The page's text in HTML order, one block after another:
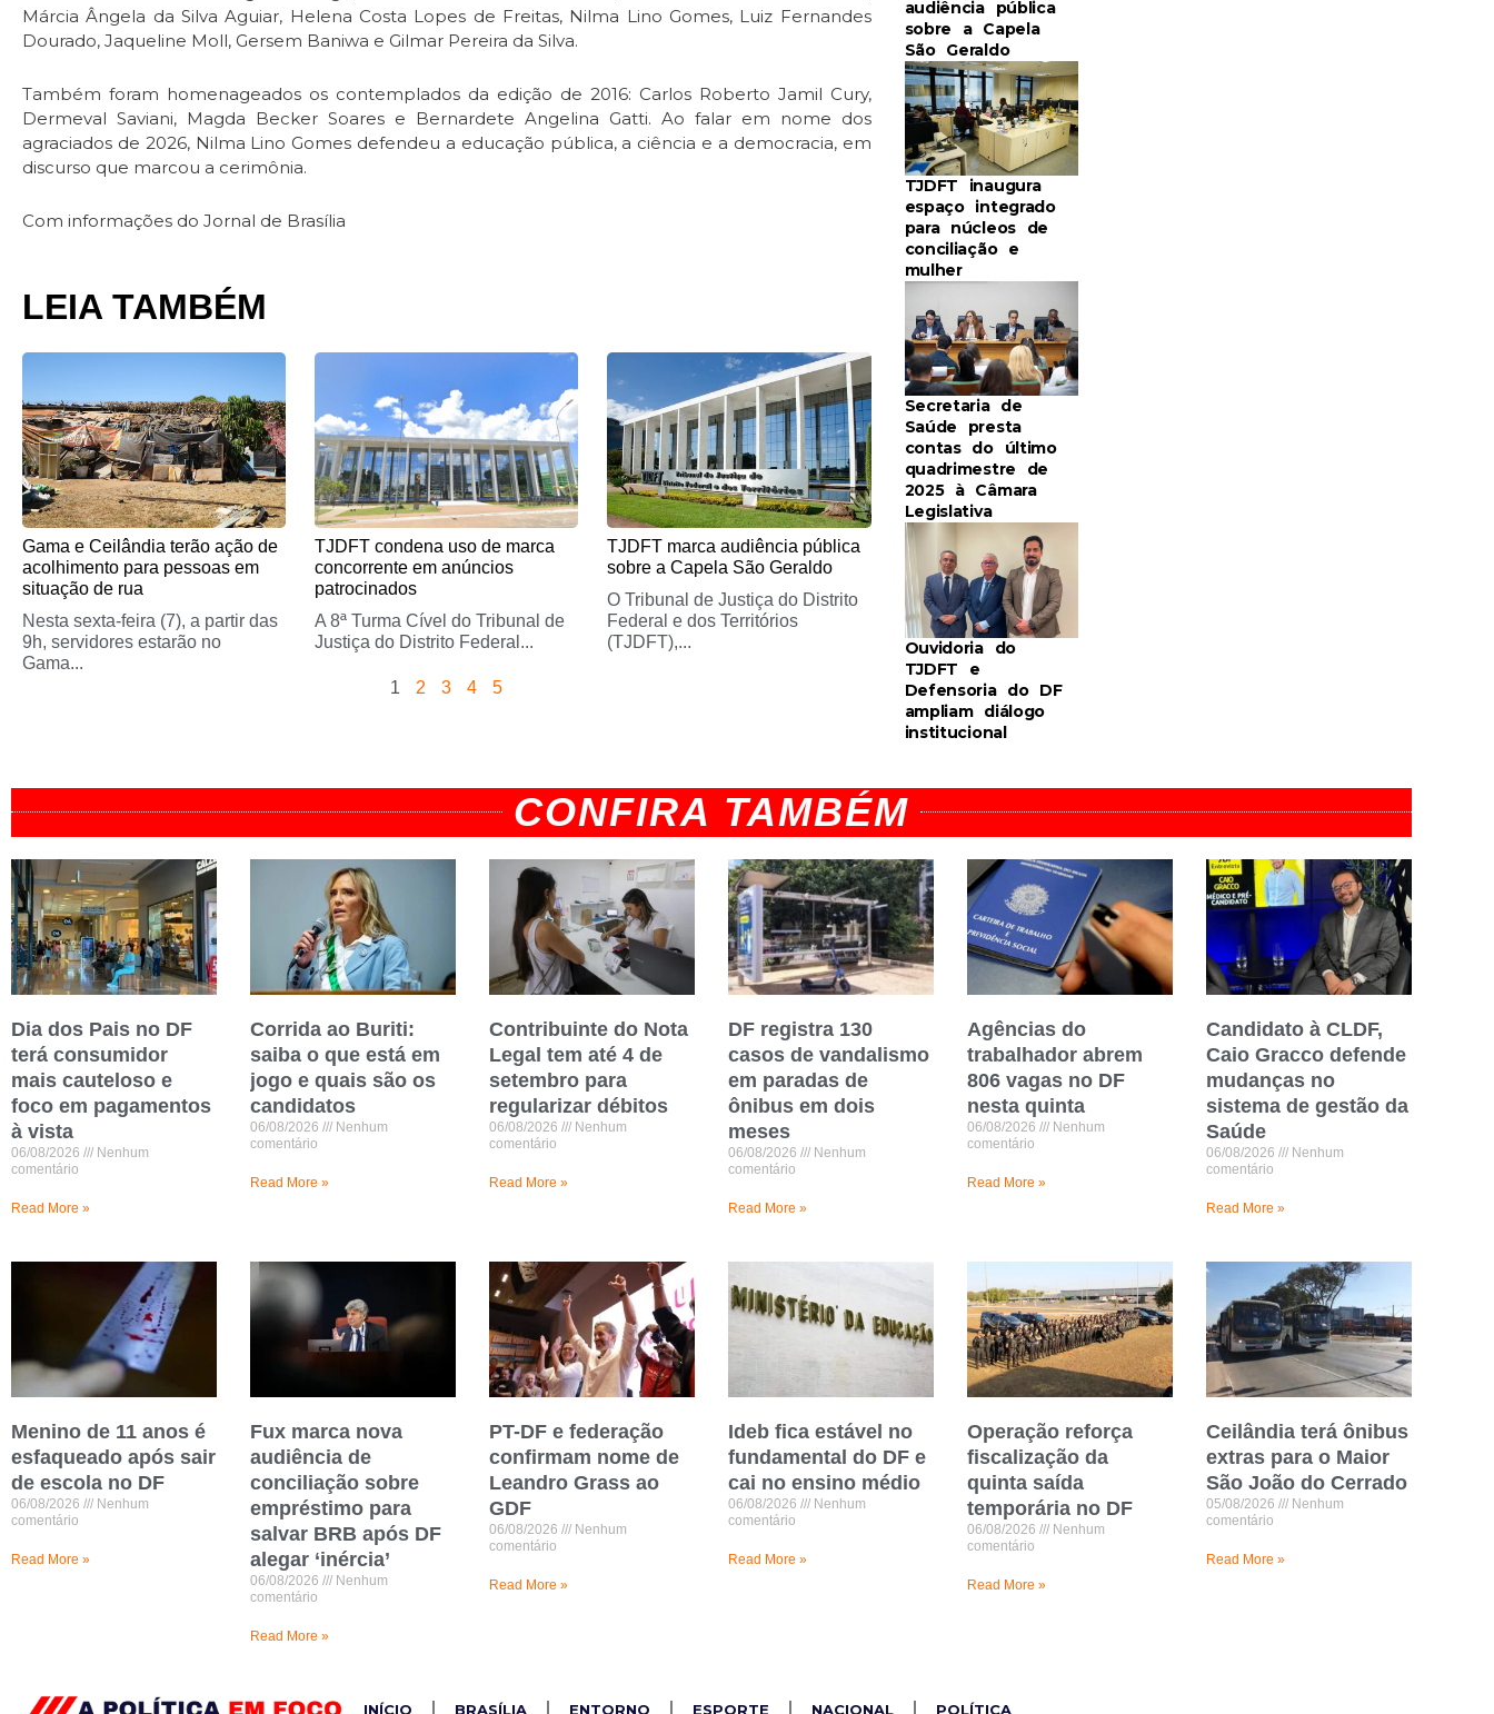
Márcia Ângela da Silva Aguiar, Helena Costa Lopes de Freitas, Nilma Lino Gomes, Luiz Fernandes
Dourado, Jaqueline Moll, Gersem Baniwa e Gilmar Pereira da Silva.
Também foram homenageados os contemplados da edição de 2016: Carlos Roberto Jamil Cury,
Dermeval Saviani, Magda Becker Soares e Bernardete Angelina Gatti. Ao falar em nome dos
agraciados de 2026, Nilma Lino Gomes defendeu a educação pública, a ciência e a democracia, em
discurso que marcou a cerimônia.
Com informações do Jornal de Brasília
LEIA TAMBÉM
Gama e Ceilândia terão ação de
acolhimento para pessoas em
situação de rua
Nesta sexta-feira (7), a partir das
9h, servidores estarão no
Gama...
TJDFT condena uso de marca
concorrente em anúncios
patrocinados
A 8ª Turma Cível do Tribunal de
Justiça do Distrito Federal...
TJDFT marca audiência pública
sobre a Capela São Geraldo
O Tribunal de Justiça do Distrito
Federal e dos Territórios
(TJDFT),...
1 2 3 4 5
audiência pública
sobre a Capela
São Geraldo
TJDFT inaugura
espaço integrado
para núcleos de
conciliação e
mulher
Secretaria de
Saúde presta
contas do último
quadrimestre de
2025 à Câmara
Legislativa
Ouvidoria do
TJDFT e
Defensoria do DF
ampliam diálogo
institucional
CONFIRA TAMBÉM
Dia dos Pais no DF
terá consumidor
mais cauteloso e
foco em pagamentos
à vista
06/08/2026
Nenhum
comentário
Read More »
Corrida ao Buriti:
saiba o que está em
jogo e quais são os
candidatos
06/08/2026
Nenhum
comentário
Read More »
Contribuinte do Nota
Legal tem até 4 de
setembro para
regularizar débitos
06/08/2026
Nenhum
comentário
Read More »
DF registra 130
casos de vandalismo
em paradas de
ônibus em dois
meses
06/08/2026
Nenhum
comentário
Read More »
Agências do
trabalhador abrem
806 vagas no DF
nesta quinta
06/08/2026
Nenhum
comentário
Read More »
Candidato à CLDF,
Caio Gracco defende
mudanças no
sistema de gestão da
Saúde
06/08/2026
Nenhum
comentário
Read More »
Menino de 11 anos é
esfaqueado após sair
de escola no DF
06/08/2026
Nenhum
comentário
Read More »
Fux marca nova
audiência de
conciliação sobre
empréstimo para
salvar BRB após DF
alegar ‘inércia’
06/08/2026
Nenhum
comentário
Read More »
PT-DF e federação
confirmam nome de
Leandro Grass ao
GDF
06/08/2026
Nenhum
comentário
Read More »
Ideb fica estável no
fundamental do DF e
cai no ensino médio
06/08/2026
Nenhum
comentário
Read More »
Operação reforça
fiscalização da
quinta saída
temporária no DF
06/08/2026
Nenhum
comentário
Read More »
Ceilândia terá ônibus
extras para o Maior
São João do Cerrado
05/08/2026
Nenhum
comentário
Read More »
INÍCIO BRASÍLIA ENTORNO ESPORTE NACIONAL POLÍTICA